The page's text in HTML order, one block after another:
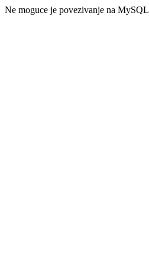
Ne moguce je povezivanje na MySQL